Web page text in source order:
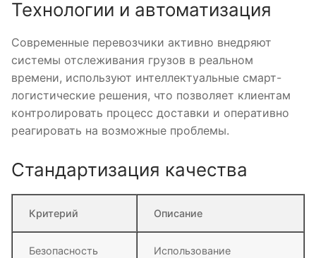
Технологии и автоматизация
Современные перевозчики активно внедряют
системы отслеживания грузов в реальном
времени, используют интеллектуальные смарт-
логистические решения, что позволяет клиентам
контролировать процесс доставки и оперативно
реагировать на возможные проблемы.
Стандартизация качества
Критерий Описание
Безопасность
Использование